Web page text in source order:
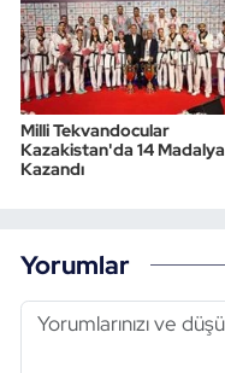
Milli Tekvandocular
Kazakistan'da 14 Madalya
Kazandı
Yorumlar